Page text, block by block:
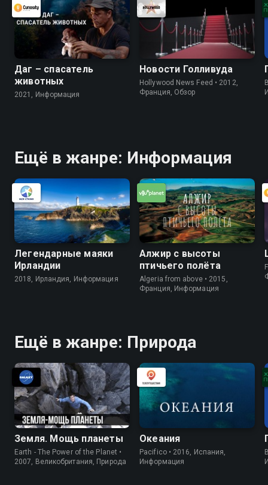
Даг – спасатель
животных
2021, Информация
Новости Голливуда
Hollywood News Feed • 2012,
Франция, Обзор
Ещё в жанре: Информация
Легендарные маяки
Ирландии
2018, Ирландия, Информация
Алжир с высоты
птичьего полёта
Algeria from above • 2015,
Франция, Информация
Ещё в жанре: Природа
Земля. Мощь планеты
Earth - The Power of the Planet •
2007, Великобритания, Природа
Океания
Pacifico • 2016, Испания,
Информация